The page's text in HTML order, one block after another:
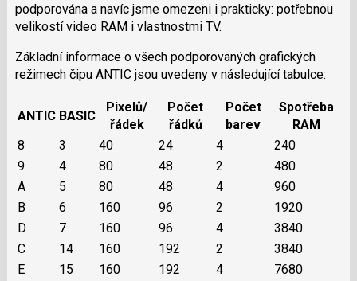
podporována a navíc jsme omezeni i prakticky: potřebnou
velikostí video RAM i vlastnostmi TV.
Základní informace o všech podporovaných grafických
režimech čipu ANTIC jsou uvedeny v následující tabulce:
ANTIC BASIC
Pixelů/
řádek
Počet
řádků
Počet
barev
Spotřeba
RAM
8
3 40 24 4
240
9
4 80 48 2
480
A
5 80 48 4
960
B
6 160 96 2
1920
D
7 160 96 4
3840
C
14 160 192 2
3840
E
15 160 192 4
7680